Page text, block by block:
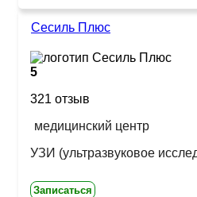
Сесиль Плюс
5
321 отзыв
медицинский центр
УЗИ (ультразвуковое
Записаться